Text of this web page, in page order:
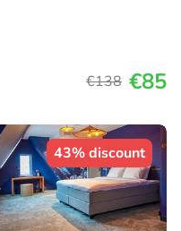
€138 €85
43% discount